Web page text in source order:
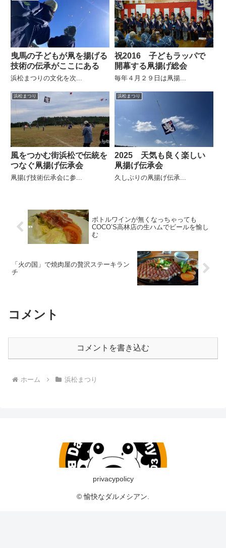
曳馬の子どもが凧を揚げる
技術の伝承がここにある
浜松まつりの文化を次...
祝2016 子どもラッパで
開幕する凧揚げ総会
毎年４月２９日は凧揚...
浜松まつり
風をつかむ街浜松で伝統を
つなぐ凧揚げ伝承会
凧揚げ技術伝承会に参...
浜松まつり
2025 天気も良く楽しい
凧揚げ伝承会
久しぶりの凧揚げ伝承...
ボトルワインが無くなっちゃっても
COCO’S高林店の生ハムでビールを愉し
む
「火の国」で焼肉屋の贅沢ステーキラン
チ
コメント
コメントを書き込む
ホーム 浜松まつり
privacypolicy
© 愉快なダルメシアン.